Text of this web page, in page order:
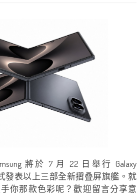
將於 7 月 22 日舉行 Galaxy
發表以上三部全新摺叠屏旗艦。就
你那款色彩呢？歡迎留言分享意